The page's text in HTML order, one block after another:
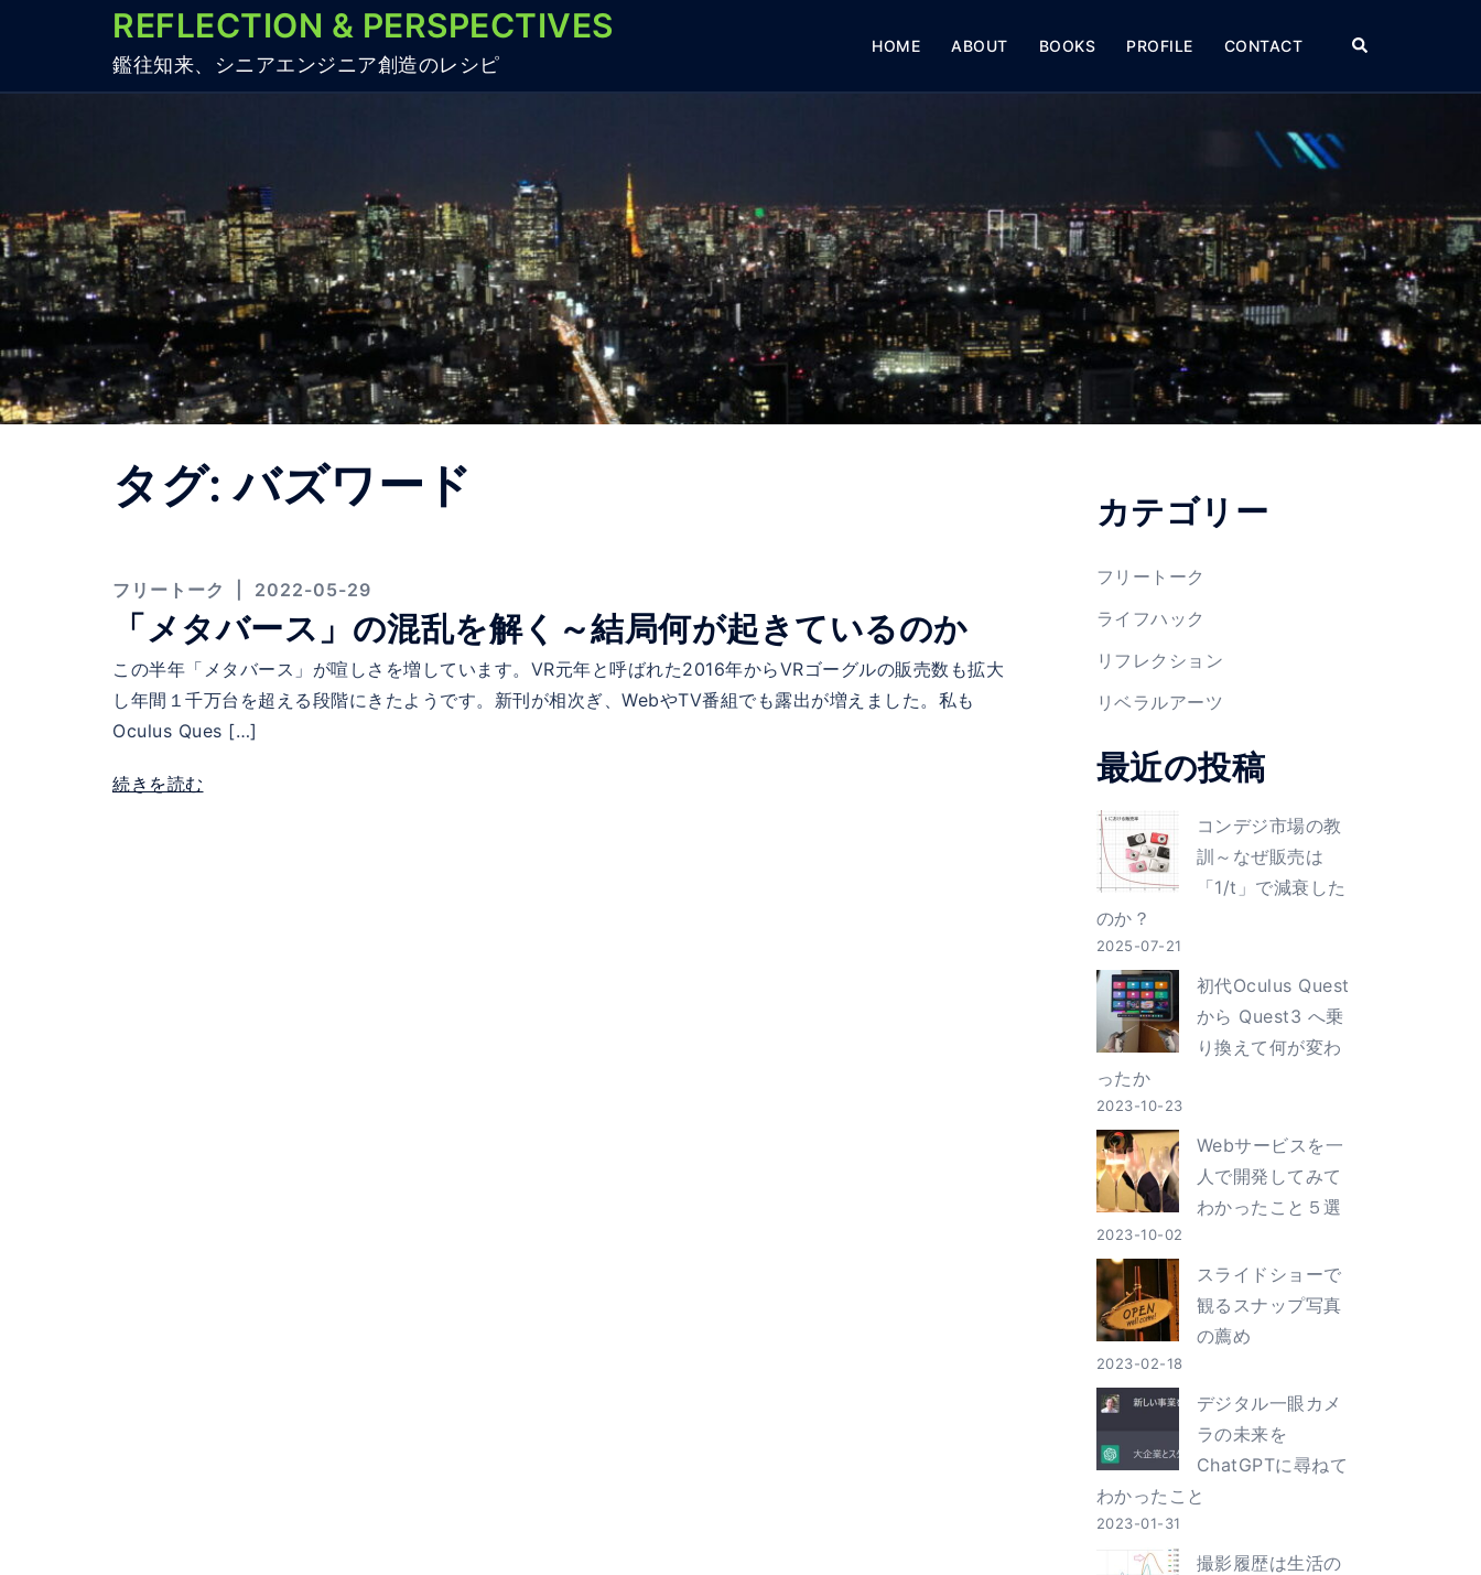
キ
ッ
プ
REFLECTION & PERSPECTIVES
鑑往知来、シニアエンジニア創造のレシピ
HOME ABOUT BOOKS PROFILE CONTACT
検
索
タグ:バズワード
フリートーク 2022-05-29
「メタバース」の混乱を解く～結局何が起きているのか
この半年「メタバース」が喧しさを増しています。VR元年と呼ばれた2016年からVRゴーグルの販売数も拡大
し年間１千万台を超える段階にきたようです。新刊が相次ぎ、WebやTV番組でも露出が増えました。私も
Oculus Ques […]
続きを読む
カテゴリー
フリートーク
ライフハック
リフレクション
リベラルアーツ
最近の投稿
コンデジ市場の教
訓～なぜ販売は
「1/t」で減衰した
のか？
2025-07-21
初代Oculus Quest
から Quest3 へ乗
り換えて何が変わ
ったか
2023-10-23
Webサービスを一
人で開発してみて
わかったこと５選
2023-10-02
スライドショーで
観るスナップ写真
の薦め
2023-02-18
デジタル一眼カメ
ラの未来を
ChatGPTに尋ねて
わかったこと
2023-01-31
撮影履歴は生活の